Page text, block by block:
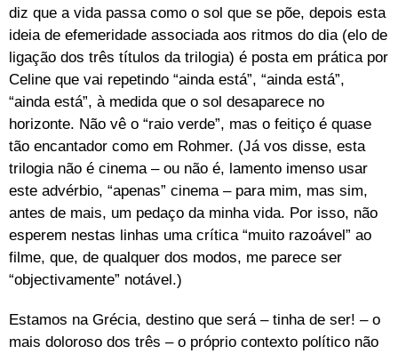
diz que a vida passa como o sol que se põe, depois esta
ideia de efemeridade associada aos ritmos do dia (elo de
ligação dos três títulos da trilogia) é posta em prática por
Celine que vai repetindo “ainda está”, “ainda está”,
“ainda está”, à medida que o sol desaparece no
horizonte. Não vê o “raio verde”, mas o feitiço é quase
tão encantador como em Rohmer. (Já vos disse, esta
trilogia não é cinema – ou não é, lamento imenso usar
este advérbio, “apenas” cinema – para mim, mas sim,
antes de mais, um pedaço da minha vida. Por isso, não
esperem nestas linhas uma crítica “muito razoável” ao
filme, que, de qualquer dos modos, me parece ser
“objectivamente” notável.)
Estamos na Grécia, destino que será – tinha de ser! – o
mais doloroso dos três – o próprio contexto político não